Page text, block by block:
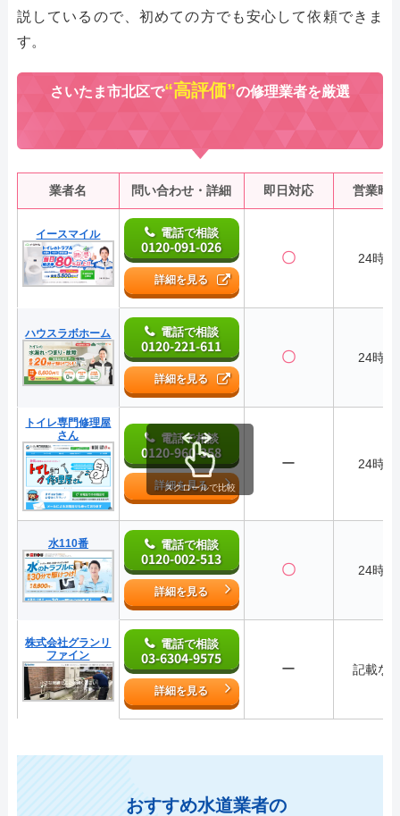
説しているので、初めての方でも安心して依頼できま
す。
さいたま市北区で“高評価”の修理業者を厳選
業者名 問い合わせ・詳細 即日対応 営業時
イースマイル 電話で相談
0120-091-026
詳細を見る
〇 24時間
ハウスラボホーム 電話で相談
0120-221-611
詳細を見る
〇 24時間
トイレ専門修理屋
さん
電話で相談
0120-960-358
詳細を見る
ー 24時間
水110番 電話で相談
0120-002-513
詳細を見る
〇 24時間
株式会社グランリ
ファイン
電話で相談
03-6304-9575
詳細を見る
ー 記載な
スクロールで比較
おすすめ水道業者の